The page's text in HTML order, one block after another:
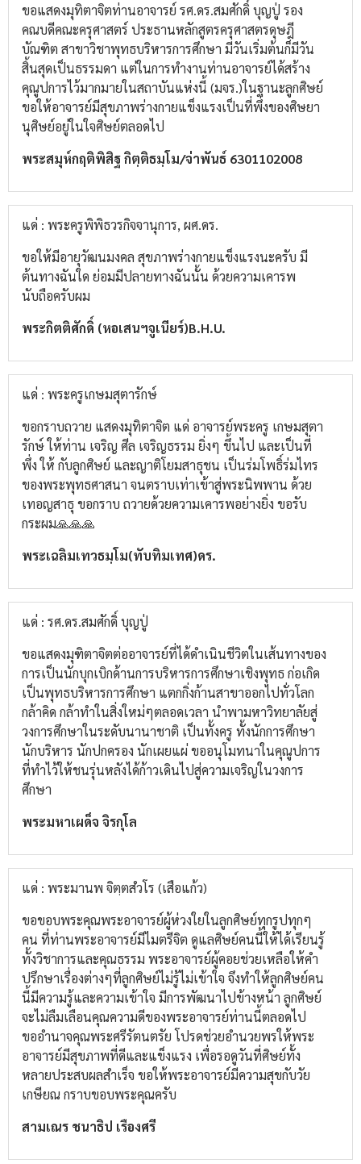
ขอแสดงมุทิตา​จิต​ท่านอาจารย์​ รศ.ดร.สมศักดิ์​ บุญ​ปู่​ รอง
คณบดี​คณะครุศาสตร์​ ประธานหลักสูตร​ครุศาสตร​ดุษฎี​
บัณฑิต​ สาขา​วิชา​พุทธ​บริหาร​การศึกษา​ มีวันเริ่มต้นก็มีวัน
สิ้นสุดเป็นธรรมดา​ แต่ในการทำงานท่านอาจารย์​ได้สร้าง
คุณูปการ​ไว้มากมายในสถาบันแห่งนี้​ (มจร.)​ในฐานะ​ลูกศิษย์​
ขอให้อาจารย์​มีสุขภาพ​ร่างกาย​แข็งแรง​เป็นที่พึ่งของศิษยา
นุ​ศิษย์​อยู่ในใจศิษย์​ตลอดไป
พระ​สมุห์​กฤติ​พิสิฐ​ กิต​ฺ​ติ​ธม​ฺ​โม​/จ่า​พันธ์​ 6301102008​
แด่ : พระครูพิพิธวรกิจจานุการ, ผศ.ดร.
ขอให้มีอายุวัฒนมงคล​ สุขภาพ​ร่างกาย​แข็งแรง​นะ​ครับ​ มี
ต้นทางฉันใด​ ย่อมมีปลายทางฉันนั้น​ ด้วยความ​เคารพ
นับถือ​ครับผม
พระกิตติ​ศักดิ์​ (หอเสนฯจูเนียร์)​B.H.U.
แด่ : พระครูเกษมสุตารักษ์
ขอกราบถวาย แสดงมุทิตาจิต แด่ อาจารย์พระครู เกษมสุตา
รักษ์ ให้ท่าน เจริญ ศีล เจริญธรรม ยิ่งๆ ขึ้นไป และเป็นที่
พึ่ง ให้ กับลูกศิษย์ และญาติโยมสาธุชน เป็นร่มโพธิ์ร่มไทร
ของพระพุทธศาสนา จนตราบเท่าเข้าสู่พระนิพพาน ด้วย
เทอญสาธุ ขอกราบ ถวายด้วยความเคารพอย่างยิ่ง ขอรับ
กระผม🙏🙏🙏
พระเฉลิมเทวธมฺโม(ทับทิมเทศ)ดร.
แด่ : รศ.ดร.สมศักดิ์ บุญปู่
ขอแสดงมุฑิตาจิตต่ออาจารย์ที่ได้ดำเนินชีวิตในเส้นทางของ
การเป็นนักบุกเบิกด้านการบริหารการศึกษาเชิงพุทธ ก่อเกิด
เป็นพุทธบริหารการศึกษา แตกกิ่งก้านสาขาออกไปทั่วโลก
กล้าคิด กล้าทำในสิ่งใหม่ๆตลอดเวลา นำพามหาวิทยาลัยสู่
วงการศึกษาในระดับนานาชาติ เป็นทั้งครู ทั้งนักการศึกษา
นักบริหาร นักปกครอง นักเผยแผ่ ขออนุโมทนาในคุณูปการ
ที่ทำไว้ให้ชนรุ่นหลังได้ก้าวเดินไปสู่ความเจริญในวงการ
ศึกษา
พระมหาเผด็จ จิรกุโล
แด่ : พระมานพ จิตฺตสํวโร (เสือแก้ว)
ขอขอบพระคุณพระอาจารย์ผู้ห่วงใยในลูกศิษย์ทุกรูปทุกๆ
คน ที่ท่านพระอาจารย์มีไมตรีจิต ดูแลศิษย์คนนี้ให้ได้เรียนรู้
ทั้งวิชาการและคุณธรรม พระอาจารย์ผู้คอยช่วยเหลือให้คำ
ปรึกษาเรื่องต่างๆที่ลูกศิษย์ไม่รู้ไม่เข้าใจ จึงทำให้ลูกศิษย์คน
นี้มีความรู้และความเข้าใจ มีการพัฒนาไปข้างหน้า ลูกศิษย์
จะไม่ลืมเลือนคุณความดีของพระอาจารย์ท่านนี้ตลอดไป
ขออำนาจคุณพระศรีรัตนตรัย โปรดช่วยอำนวยพรให้พระ
อาจารย์มีสุขภาพที่ดีและแข็งแรง เพื่อรอดูวันที่ศิษย์ทั้ง
หลายประสบผลสำเร็จ ขอให้พระอาจารย์มีความสุขกับวัย
เกษียณ กราบขอบพระคุณครับ
สามเณร ชนาธิป เรืองศรี